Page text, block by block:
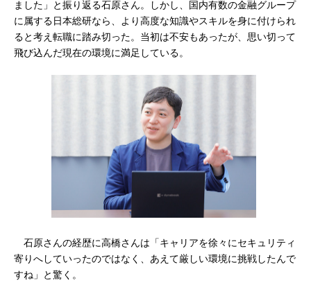
ました」と振り返る石原さん。しかし、国内有数の金融グループ
に属する日本総研なら、より高度な知識やスキルを身に付けられ
ると考え転職に踏み切った。当初は不安もあったが、思い切って
飛び込んだ現在の環境に満足している。
石原さんの経歴に高橋さんは「キャリアを徐々にセキュリティ
寄りへしていったのではなく、あえて厳しい環境に挑戦したんで
すね」と驚く。